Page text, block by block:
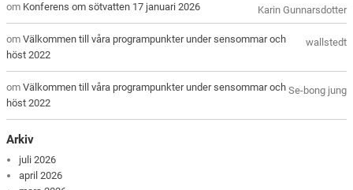
Karin Gunnarsdotter
om Konferens om sötvatten 17 januari 2026
wallstedt
omVälkommen till våra programpunkter under sensommar och
höst 2022
Se-bong jung
omVälkommen till våra programpunkter under sensommar och
höst 2022
Arkiv
juli 2026
april 2026